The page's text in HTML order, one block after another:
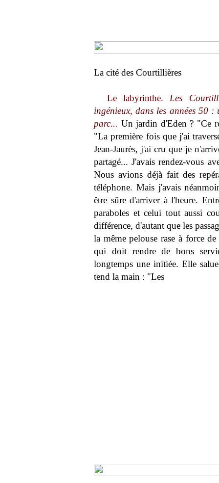
La cité des Courtillières
Le labyrinthe.Les
ingénieux, dans les années 50
parc... Un jardin d'Eden ? "Ce
"La première fois que j'ai
Jean-Jaurès, j'ai cru que je
partagé... J'avais rendez-vous
Nous avions déjà fait des
téléphone. Mais j'avais
être sûre d'arriver à l'heure.
paraboles et celui tout aussi
différence, d'autant que les
la même pelouse rase à force
qui doit rendre de bons
longtemps une initiée. Elle
tend la main : "Les